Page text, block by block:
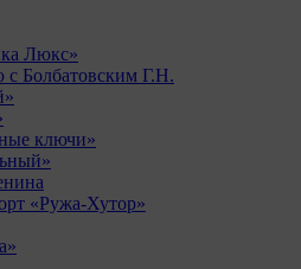
Люкс»
с Болбатовским Г.Н.
ключи»
«Ружа-Хутор»